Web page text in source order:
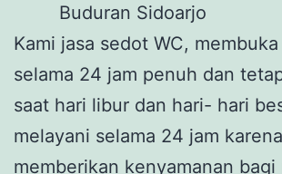
Buduran Sidoarjo
Kami jasa sedot WC,
selama 24 jam penuh dan
saat hari libur dan hari- hari
melayani selama 24 jam
memberikan kenyamanan bagi